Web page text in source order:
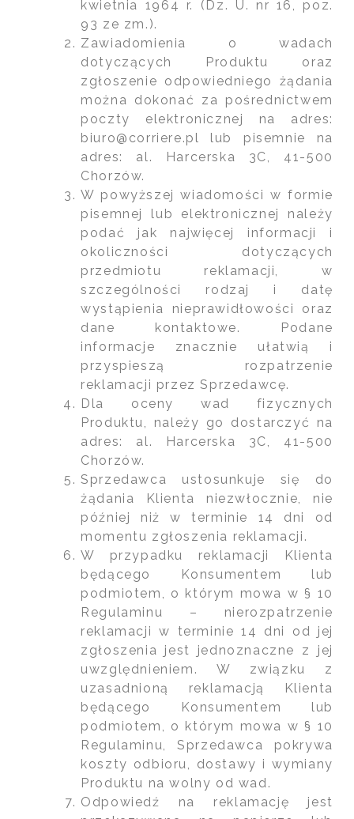
kwietnia 1964 r. (Dz. U. nr 16, poz.
93 ze zm.).
Zawiadomienia o wadach
dotyczących Produktu oraz
zgłoszenie odpowiedniego żądania
można dokonać za pośrednictwem
poczty elektronicznej na adres:
biuro@corriere.pl lub pisemnie na
adres: al. Harcerska 3C, 41-500
Chorzów.
W powyższej wiadomości w formie
pisemnej lub elektronicznej należy
podać jak najwięcej informacji i
okoliczności dotyczących
przedmiotu reklamacji, w
szczególności rodzaj i datę
wystąpienia nieprawidłowości oraz
dane kontaktowe. Podane
informacje znacznie ułatwią i
przyspieszą rozpatrzenie
reklamacji przez Sprzedawcę.
Dla oceny wad fizycznych
Produktu, należy go dostarczyć na
adres: al. Harcerska 3C, 41-500
Chorzów.
Sprzedawca ustosunkuje się do
żądania Klienta niezwłocznie, nie
później niż w terminie 14 dni od
momentu zgłoszenia reklamacji.
W przypadku reklamacji Klienta
będącego Konsumentem lub
podmiotem, o którym mowa w § 10
Regulaminu – nierozpatrzenie
reklamacji w terminie 14 dni od jej
zgłoszenia jest jednoznaczne z jej
uwzględnieniem. W związku z
uzasadnioną reklamacją Klienta
będącego Konsumentem lub
podmiotem, o którym mowa w § 10
Regulaminu, Sprzedawca pokrywa
koszty odbioru, dostawy i wymiany
Produktu na wolny od wad.
Odpowiedź na reklamację jest